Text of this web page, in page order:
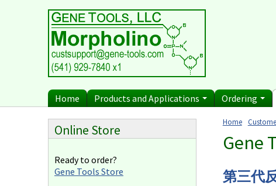
Home Products and Applications
Uses for Pretargeting
& Crosslinking
Therapeutics
Bacteria Applications
Insect Applications
Ordering
You are
Home
Gene
第三代
Online Store
Ready to order?
Gene Tools Store